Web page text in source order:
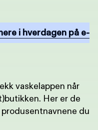
i hverdagen på e-
vaskelappen når
Her er de
du